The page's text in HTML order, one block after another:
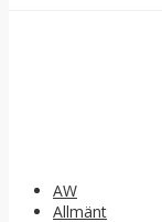
AW
Allmänt